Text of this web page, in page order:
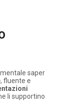
saper
, fluente e
li supportino